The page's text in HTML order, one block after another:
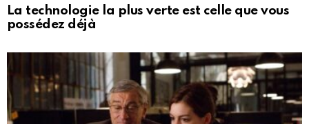
La technologie la plus verte est celle que vous
possédez déjà